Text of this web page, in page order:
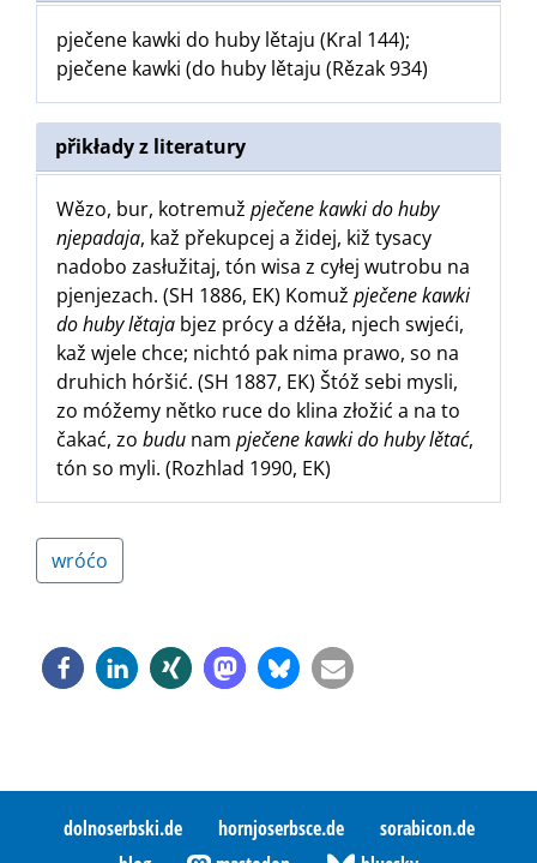
pječene kawki do huby lětaju (Kral 144);
pječene kawki (do huby lětaju (Rězak 934)
přikłady z literatury
Wězo, bur, kotremuž pječene kawki do huby
njepadaja, kaž překupcej a židej, kiž tysacy
nadobo zasłužitaj, tón wisa z cyłej wutrobu na
pjenjezach. (SH 1886, EK) Komuž pječene kawki
do huby lětaja bjez prócy a dźěła, njech swjeći,
kaž wjele chce; nichtó pak nima prawo, so na
druhich hóršić. (SH 1887, EK) Štóž sebi mysli,
zo móžemy nětko ruce do klina złožić a na to
čakać, zo budu nam pječene kawki do huby lětać,
tón so myli. (Rozhlad 1990, EK)
wróćo
dolnoserbski.de hornjoserbsce.de
sorabicon.de